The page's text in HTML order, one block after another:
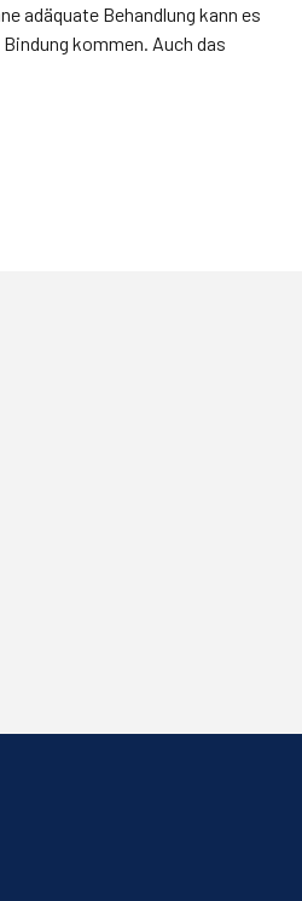
adäquate Behandlung kann es
kommen. Auch das